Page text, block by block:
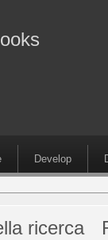
Develop
ricerca